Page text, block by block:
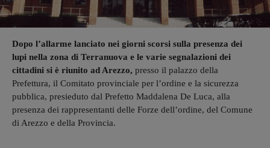
Dopo l’allarme lanciato nei giorni scorsi sulla presenza dei
lupi nella zona di Terranuova e le varie segnalazioni dei
cittadini si è riunito ad Arezzo, presso il palazzo della
Prefettura, il Comitato provinciale per l’ordine e la sicurezza
pubblica, presieduto dal Prefetto Maddalena De Luca, alla
presenza dei rappresentanti delle Forze dell’ordine, del Comune
di Arezzo e della Provincia.